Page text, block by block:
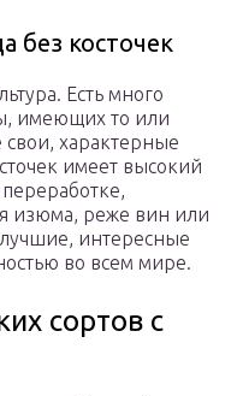
без косточек
Есть много
имеющих то или
характерные
имеет высокий
изюма, реже вин или
интересные
во всем мире.
сортов с